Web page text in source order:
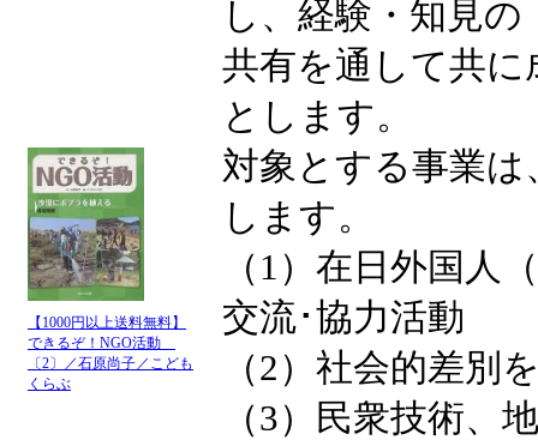
【1000円以上送料無料】
できるぞ！NGO活動
〔2〕／石原尚子／こども
くらぶ
し、経験・知見の
共有を通して共
とします。
対象とする事業
します。
（1）在日外国人
交流･協力活動
（2）社会的差別
（3）民衆技術、